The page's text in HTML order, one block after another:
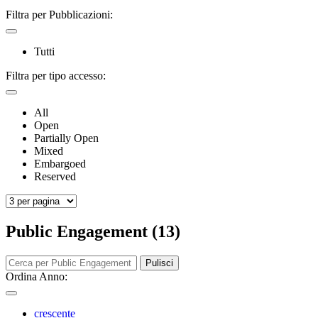
Filtra per Pubblicazioni:
Tutti
Filtra per tipo accesso:
All
Open
Partially Open
Mixed
Embargoed
Reserved
Public Engagement (13)
Pulisci
Ordina Anno:
crescente